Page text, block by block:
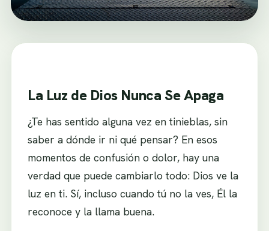
La Luz de Dios Nunca Se Apaga
¿Te has sentido alguna vez en tinieblas, sin
saber a dónde ir ni qué pensar? En esos
momentos de confusión o dolor, hay una
verdad que puede cambiarlo todo: Dios ve la
luz en ti. Sí, incluso cuando tú no la ves, Él la
reconoce y la llama buena.